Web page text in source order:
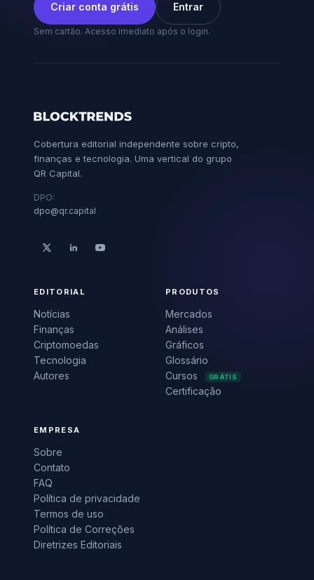
Criar conta grátis Entrar
Sem cartão. Acesso imediato após o login.
Cobertura editorial independente sobre cripto,
finanças e tecnologia. Uma vertical do grupo
QR Capital.
DPO:
dpo@qr.capital
EDITORIAL
Notícias
Finanças
Criptomoedas
Tecnologia
Autores
PRODUTOS
Mercados
Análises
Gráficos
Glossário
Cursos
GRÁTIS
Certificação
EMPRESA
Sobre
Contato
FAQ
Política de privacidade
Termos de uso
Política de Correções
Diretrizes Editoriais